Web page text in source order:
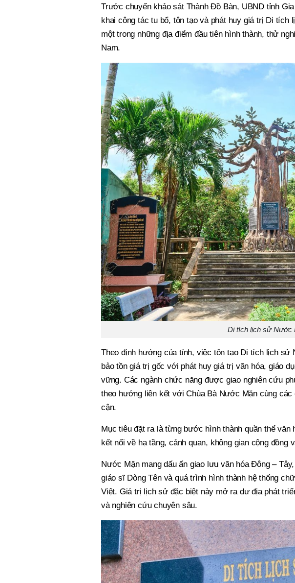
Trước chuyến khảo sát Thành Đồ Bàn, UBND tỉnh
khai công tác tu bổ, tôn tạo và phát huy giá trị Di
một trong những địa điểm đầu tiên hình thành, thử
Nam.
Di tích lịch sử Nước
Theo định hướng của tỉnh, việc tôn tạo Di tích lịch sử
bảo tồn giá trị gốc với phát huy giá trị văn hóa, giáo
vững. Các ngành chức năng được giao nghiên cứu
theo hướng liên kết với Chùa Bà Nước Mặn cùng
cận.
Mục tiêu đặt ra là từng bước hình thành quần thể
kết nối về hạ tầng, cảnh quan, không gian cộng đồng
Nước Mặn mang dấu ấn giao lưu văn hóa Đông –
giáo sĩ Dòng Tên và quá trình hình thành hệ thống
Việt. Giá trị lịch sử đặc biệt này mở ra dư địa phát
và nghiên cứu chuyên sâu.